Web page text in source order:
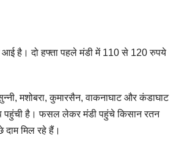
आई है। दो हफ्ता पहले मंडी में 110 से 120 रुपये
मशोबरा, कुमारसैन, वाकनाघाट और कंडाघाट
पहुंची है। फसल लेकर मंडी पहुंचे किसान रतन
मिल रहे हैं।